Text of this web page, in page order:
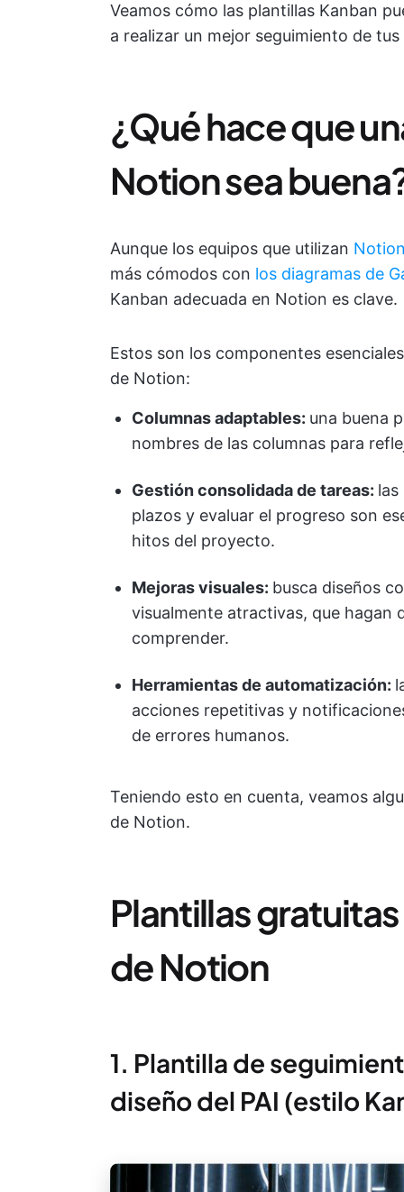
Veamos cómo las plantillas Kanban
a realizar un mejor seguimiento de
¿Qué hace que
Notion sea
Aunque los equipos que utilizan
más cómodos con los diagramas de
Kanban adecuada en Notion es clave.
Estos son los componentes
de Notion:
Columnas adaptables: una buena
nombres de las columnas para
Gestión consolidada de tareas: las
plazos y evaluar el progreso son
hitos del proyecto.
Mejoras visuales: busca diseños
visualmente atractivas, que hagan
comprender.
Herramientas de automatización:
acciones repetitivas y
de errores humanos.
Teniendo esto en cuenta, veamos
de Notion.
Plantillas
de Notion
1. Plantilla de
diseño del PAI (estilo